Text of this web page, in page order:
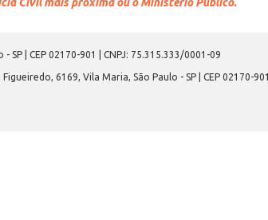
| CEP 02170-901 | CNPJ: 75.315.333/0001-09
6169, Vila Maria, São Paulo - SP | CEP 02170-901